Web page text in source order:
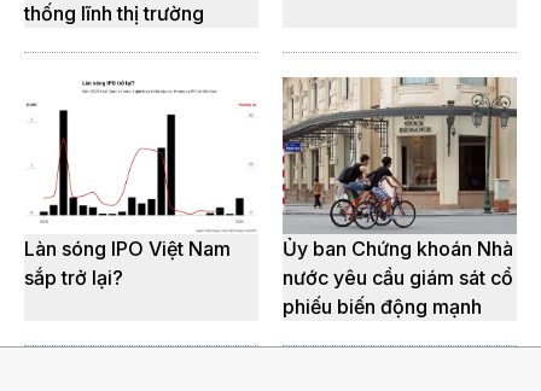
thống lĩnh thị trường
Làn sóng IPO Việt Nam
sắp trở lại?
Ủy ban Chứng khoán Nhà
nước yêu cầu giám sát cổ
phiếu biến động mạnh